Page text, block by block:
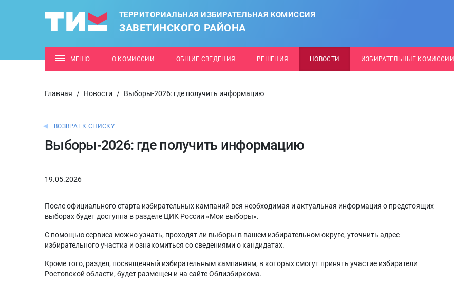
ТЕРРИТОРИАЛЬНАЯ ИЗБИРАТЕЛЬНАЯ КОМИССИЯ
ЗАВЕТИНСКОГО РАЙОНА
МЕНЮ О КОМИССИИ ОБЩИЕ СВЕДЕНИЯ РЕШЕНИЯ НОВОСТИ ИЗБИРАТЕЛЬНЫЕ КОМИССИИ
Главная / Новости / Выборы-2026: где получить информацию
ВОЗВРАТ К СПИСКУ
Выборы-2026: где получить информацию
19.05.2026
После официального старта избирательных кампаний вся необходимая и актуальная информация о предстоящих
выборах будет доступна в разделе ЦИК России «Мои выборы».
С помощью сервиса можно узнать, проходят ли выборы в вашем избирательном округе, уточнить адрес
избирательного участка и ознакомиться со сведениями о кандидатах.
Кроме того, раздел, посвященный избирательным кампаниям, в которых смогут принять участие избиратели
Ростовской области, будет размещен и на сайте Облизбиркома.